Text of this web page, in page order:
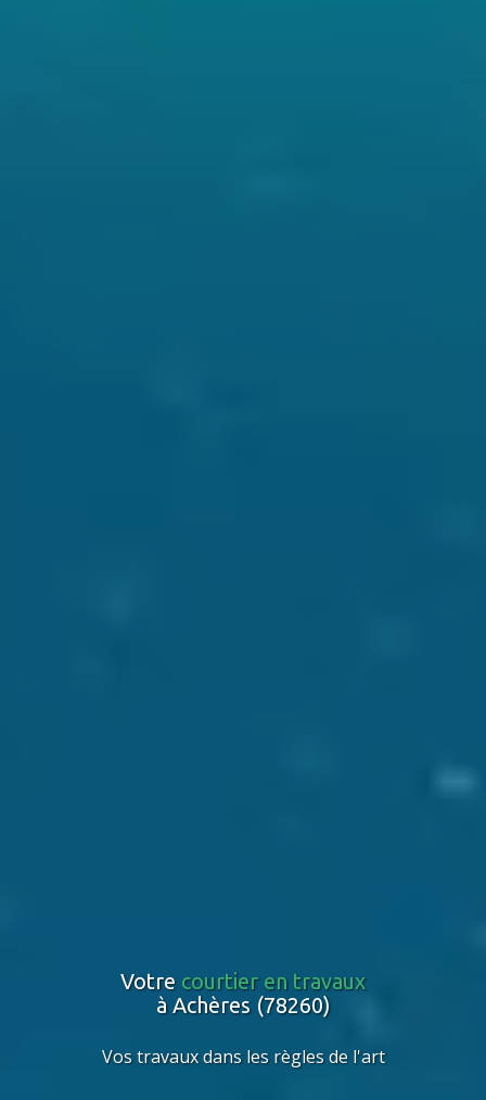
Votre courtier en travaux
à Achères (78260)
Vos travaux dans les règles de l'art